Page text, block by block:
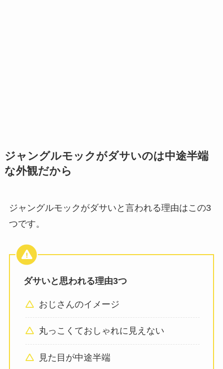
ジャングルモックがダサいのは中途半端
な外観だから
ジャングルモックがダサいと言われる理由はこの3
つです。
ダサいと思われる理由3つ
おじさんのイメージ
丸っこくておしゃれに見えない
見た目が中途半端